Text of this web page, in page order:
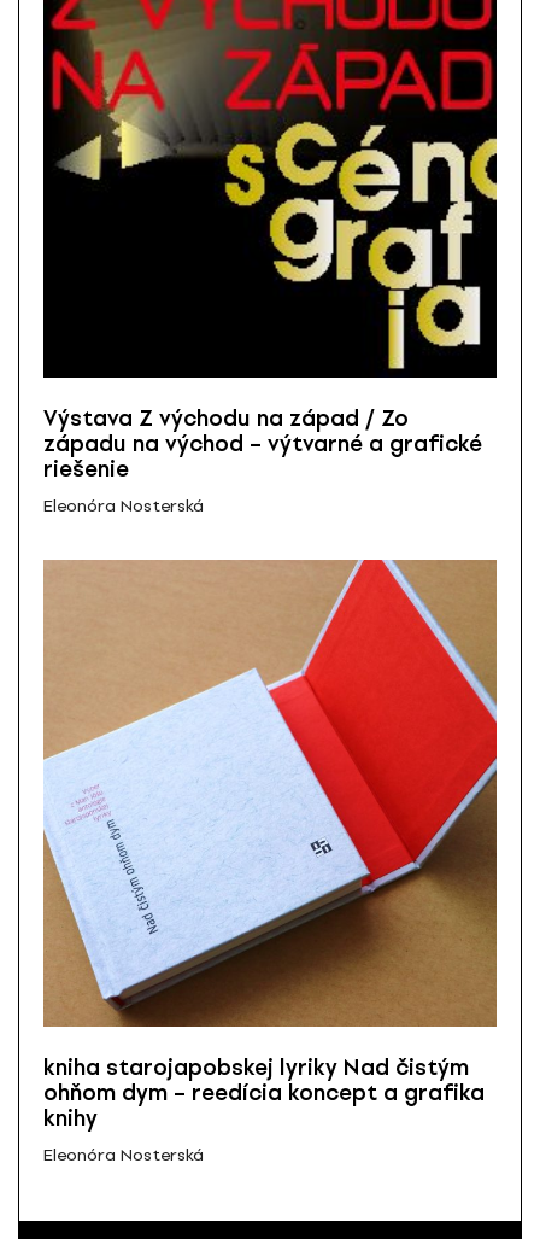
Výstava Z východu na západ / Zo
západu na východ – výtvarné a grafické
riešenie
Eleonóra Nosterská
kniha starojapobskej lyriky Nad čistým
ohňom dym – reedícia koncept a grafika
knihy
Eleonóra Nosterská